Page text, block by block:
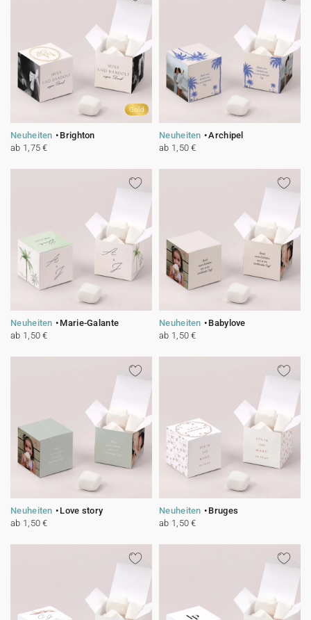
Gold
Neuheiten
Brighton
ab 1,75 €
Neuheiten
Archipel
ab 1,50 €
Neuheiten
Marie-Galante
ab 1,50 €
Neuheiten
Babylove
ab 1,50 €
Neuheiten
Love story
ab 1,50 €
Neuheiten
Bruges
ab 1,50 €